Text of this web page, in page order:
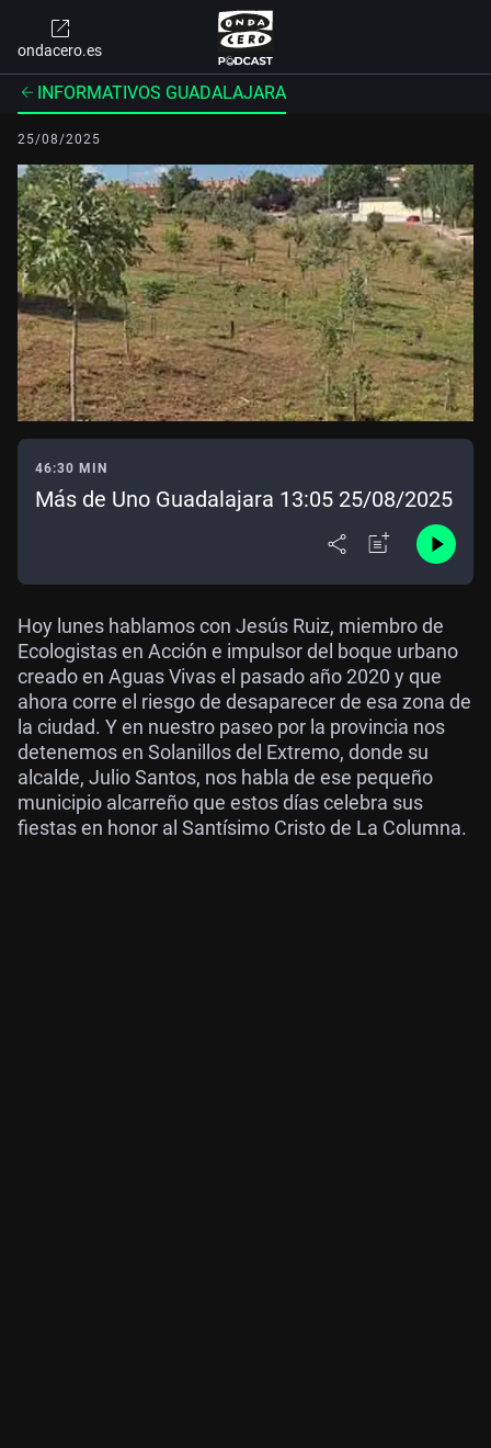
ondacero.es
INFORMATIVOS GUADALAJARA
25/08/2025
46:30 MIN
Más de Uno Guadalajara 13:05 25/08/2025
Hoy lunes hablamos con Jesús Ruiz, miembro de
Ecologistas en Acción e impulsor del boque urbano
creado en Aguas Vivas el pasado año 2020 y que
ahora corre el riesgo de desaparecer de esa zona de
la ciudad. Y en nuestro paseo por la provincia nos
detenemos en Solanillos del Extremo, donde su
alcalde, Julio Santos, nos habla de ese pequeño
municipio alcarreño que estos días celebra sus
fiestas en honor al Santísimo Cristo de La Columna.